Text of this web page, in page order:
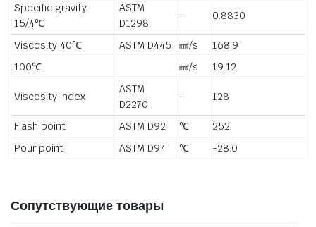
Specific gravity
15/4℃
ASTM
D1298
– 0.8830
Viscosity 40℃ ASTM D445 ㎟/s
168.9
100℃
㎟/s 19.12
Viscosity index
ASTM
D2270
– 128
Flash point ASTM D92 ℃
252
Pour point
ASTM D97 ℃ -28.0
Сопутствующие товары